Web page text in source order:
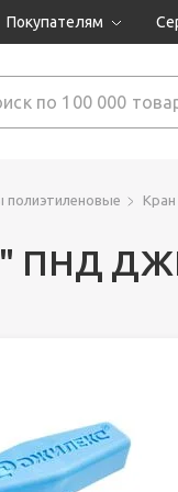
Покупателям
Как оформить
полиэтиленовые
ПНД